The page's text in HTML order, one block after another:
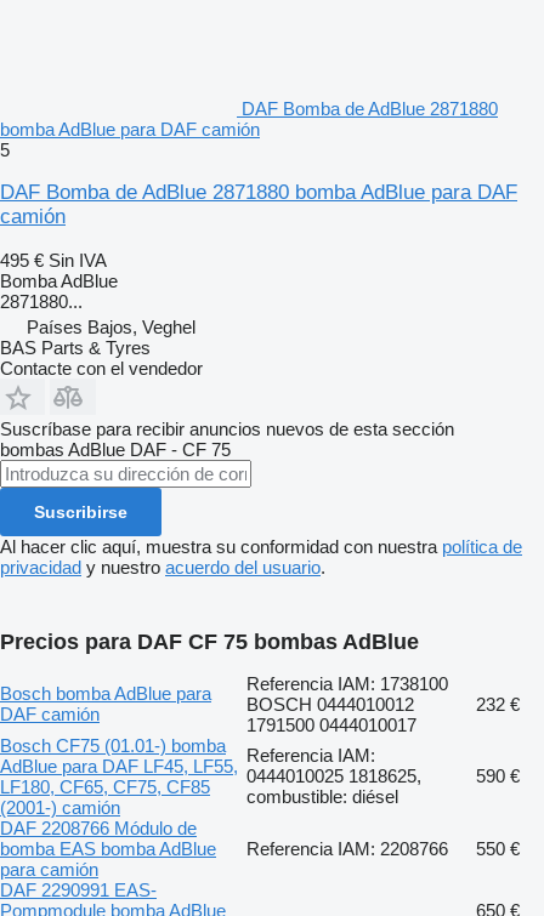
DAF Bomba de AdBlue 2871880
bomba AdBlue para DAF camión
5
DAF Bomba de AdBlue 2871880 bomba AdBlue para DAF
camión
495 € Sin IVA
Bomba AdBlue
2871880...
Países Bajos, Veghel
BAS Parts & Tyres
Contacte con el vendedor
Suscríbase para recibir anuncios nuevos de esta sección
bombas AdBlue DAF - CF 75
Suscribirse
Al hacer clic aquí, muestra su conformidad con nuestra política de
privacidad y nuestro acuerdo del usuario.
Precios para DAF CF 75 bombas AdBlue
Bosch bomba AdBlue para
DAF camión
Referencia IAM: 1738100
BOSCH 0444010012
1791500 0444010017
232 €
Bosch CF75 (01.01-) bomba
AdBlue para DAF LF45, LF55,
LF180, CF65, CF75, CF85
(2001-) camión
Referencia IAM:
0444010025 1818625,
combustible: diésel
590 €
DAF 2208766 Módulo de
bomba EAS bomba AdBlue
para camión
Referencia IAM: 2208766
550 €
DAF 2290991 EAS-
Pompmodule bomba AdBlue
650 €